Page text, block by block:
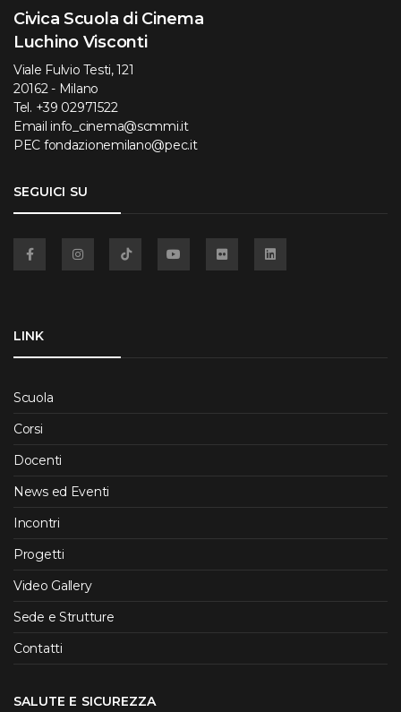
Civica Scuola di Cinema
Luchino Visconti
Viale Fulvio Testi, 121
20162 - Milano
Tel. +39 02971522
Email info_cinema@scmmi.it
PEC fondazionemilano@pec.it
SEGUICI SU
LINK
Scuola
Corsi
Docenti
News ed Eventi
Incontri
Progetti
Video Gallery
Sede e Strutture
Contatti
SALUTE E SICUREZZA